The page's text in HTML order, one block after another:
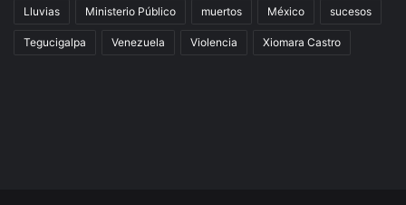
Lluvias Ministerio Público muertos México sucesos
Tegucigalpa Venezuela Violencia Xiomara Castro